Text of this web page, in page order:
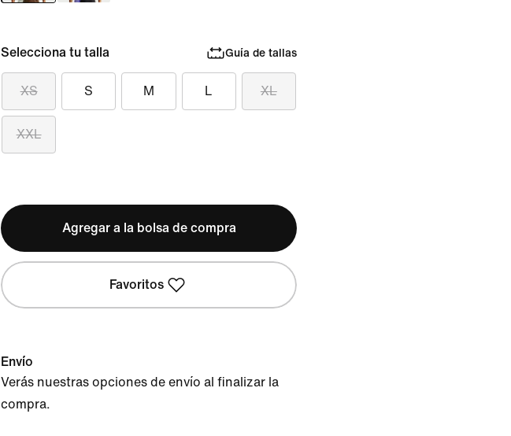
Selecciona tu talla Guía de tallas
XS S M L XL
XXL
Agregar a la bolsa de compra
Favoritos
Envío
Verás nuestras opciones de envío al finalizar la
compra.